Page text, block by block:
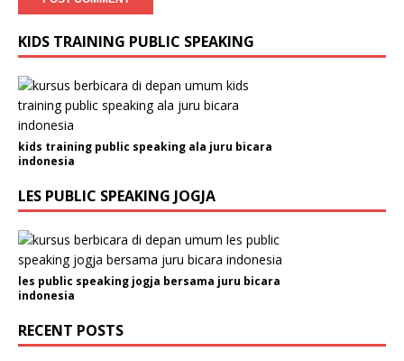
KIDS TRAINING PUBLIC SPEAKING
kids training public speaking ala juru bicara
indonesia
LES PUBLIC SPEAKING JOGJA
les public speaking jogja bersama juru bicara
indonesia
RECENT POSTS